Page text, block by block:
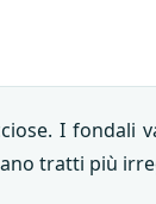
I fondali
tratti più